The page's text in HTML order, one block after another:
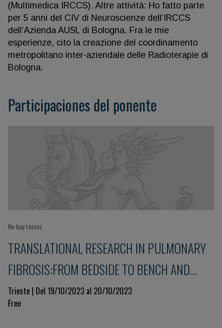
(Multimedica IRCCS). Altre attività: Ho fatto parte
per 5 anni del CIV di Neuroscienze dell’IRCCS
dell’Azienda AUSL di Bologna. Fra le mie
esperienze, cito la creazione del coordinamento
metropolitano inter-aziendale delle Radioterapie di
Bologna.
Participaciones del ponente
No hay temas
TRANSLATIONAL RESEARCH IN PULMONARY
FIBROSIS:FROM BEDSIDE TO BENCH AND
BACK
Trieste | Del 19/10/2023 al 20/10/2023
Free